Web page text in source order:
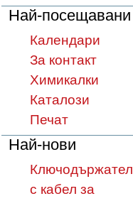
Най-посещавани
Календари
За контакт
Химикалки
Каталози
Печат
Най-нови
Ключодържател
с кабел за